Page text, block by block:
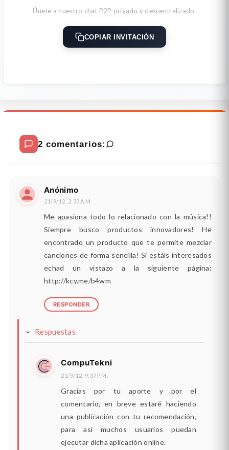
Únete a nuestro chat P2P privado y descentralizado.
COPIAR INVITACIÓN
2 comentarios:
Anónimo
21/9/12, 2:33 A.M.
Me apasiona todo lo relacionado con la música!!
Siempre busco productos innovadores! He
encontrado un producto que te permite mezclar
canciones de forma sencilla! Si estáis interesados
echad un vistazo a la siguiente página:
http://kcy.me/b4wm
RESPONDER
Respuestas
CompuTekni
21/9/12, 9:37 P.M.
Gracias por tu aporte y por el
comentario, en breve estaré haciendo
una publicación con tu recomendación,
para así muchos usuarios puedan
ejecutar dicha aplicación online.